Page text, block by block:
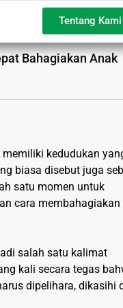
Tentang Kami
Bahagiakan Anak
kedudukan
biasa disebut juga
satu momen untuk
cara membahagiakan
salah satu kalimat
kali secara tegas
dipelihara, dikasihi